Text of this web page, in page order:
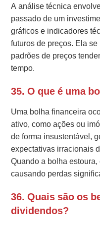
A análise técnica
passado de um
gráficos e indicadores
futuros de preços. Ela
padrões de preços
tempo.
35. O que é uma
Uma bolha financeira
ativo, como ações ou
de forma insustentável,
expectativas irracionais
Quando a bolha
causando perdas
36. Quais são os
dividendos?